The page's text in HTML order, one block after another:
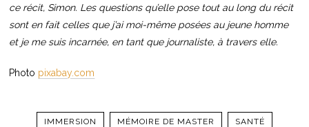
ce récit, Simon. Les questions qu’elle pose tout au long du récit
sont en fait celles que j’ai moi-même posées au jeune homme
et je me suis incarnée, en tant que journaliste, à travers elle.
Photo pixabay.com
IMMERSION MÉMOIRE DE MASTER SANTÉ